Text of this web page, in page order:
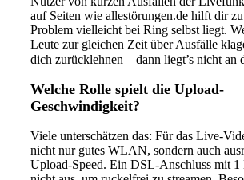
auf Seiten wie allestörungen.de hilft dir
Problem vielleicht bei Ring selbst liegt.
Leute zur gleichen Zeit über Ausfälle
dich zurücklehnen – dann liegt’s nicht an
Welche Rolle spielt die Upload-
Geschwindigkeit?
Viele unterschätzen das: Für das Live-
nicht nur gutes WLAN, sondern auch
Upload-Speed. Ein DSL-Anschluss mit